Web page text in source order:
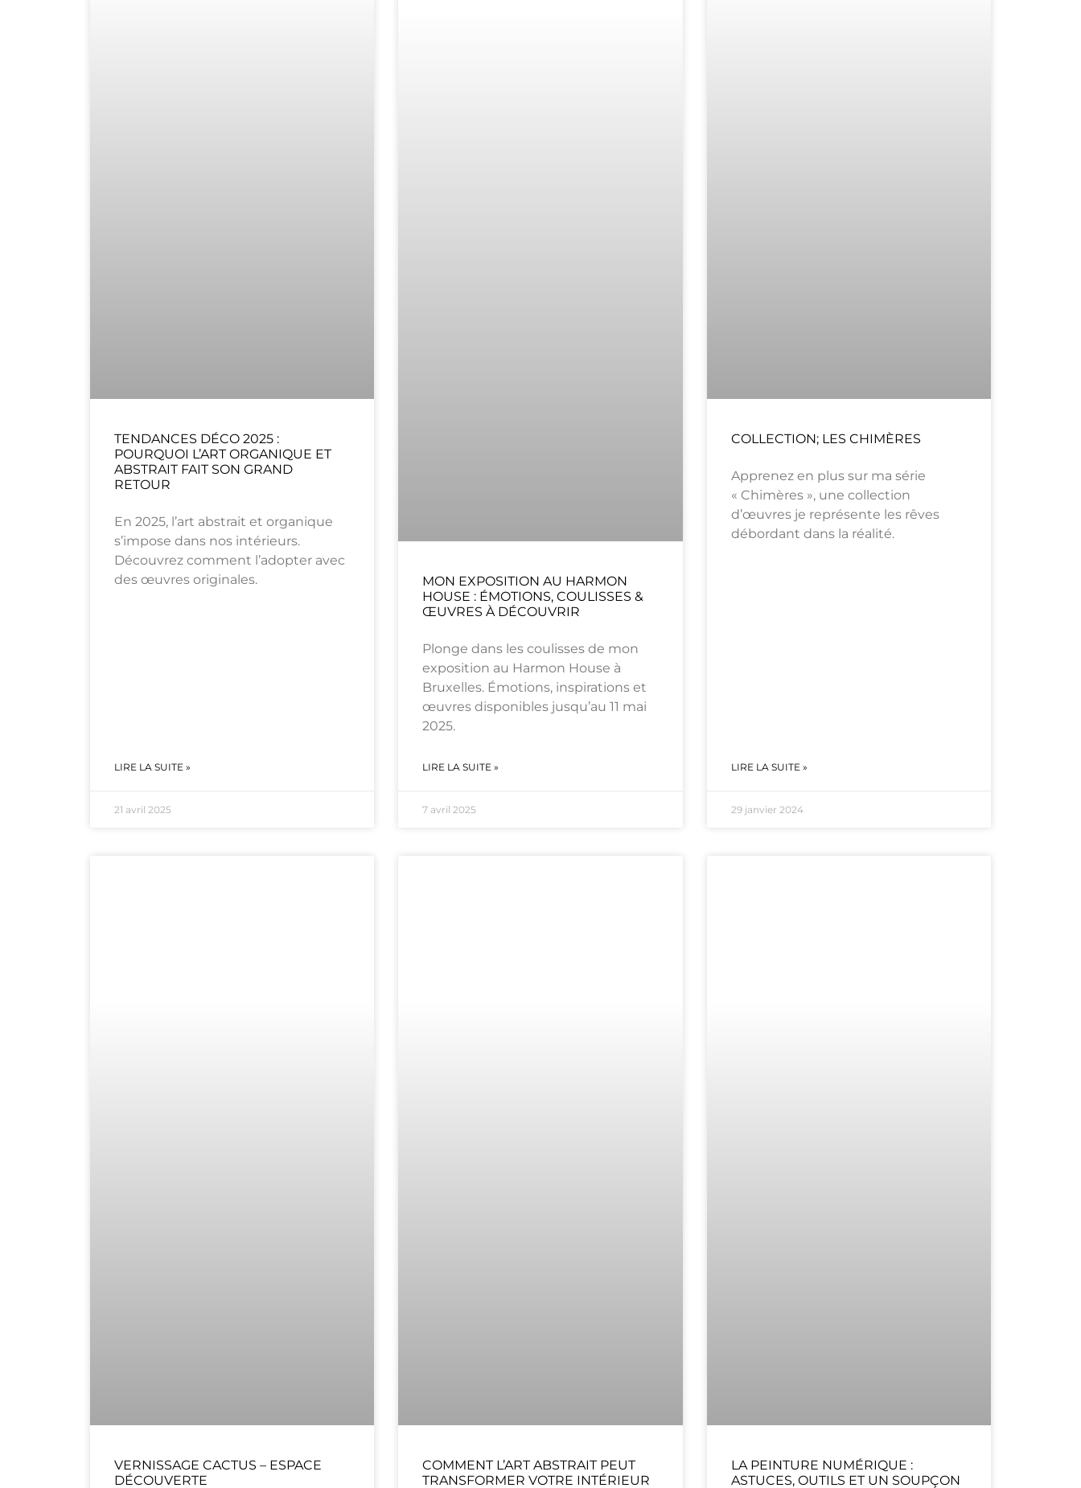
TENDANCES DÉCO 2025 :
POURQUOI L’ART ORGANIQUE ET
ABSTRAIT FAIT SON GRAND
RETOUR
En 2025, l’art abstrait et organique
s’impose dans nos intérieurs.
Découvrez comment l’adopter avec
des œuvres originales.
LIRE LA SUITE »
21 avril 2025
MON EXPOSITION AU HARMON
HOUSE : ÉMOTIONS, COULISSES &
ŒUVRES À DÉCOUVRIR
Plonge dans les coulisses de mon
exposition au Harmon House à
Bruxelles. Émotions, inspirations et
œuvres disponibles jusqu’au 11 mai
2025.
LIRE LA SUITE »
7 avril 2025
COLLECTION; LES CHIMÈRES
Apprenez en plus sur ma série
« Chimères », une collection
d’œuvres je représente les rêves
débordant dans la réalité.
LIRE LA SUITE »
29 janvier 2024
VERNISSAGE CACTUS – ESPACE
DÉCOUVERTE
COMMENT L’ART ABSTRAIT PEUT
TRANSFORMER VOTRE INTÉRIEUR
LA PEINTURE NUMÉRIQUE :
ASTUCES, OUTILS ET UN SOUPÇON